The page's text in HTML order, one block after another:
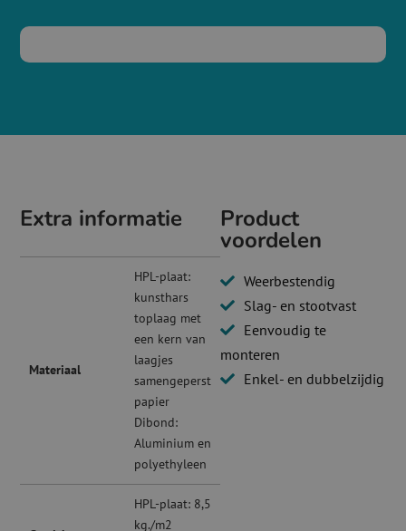
Product
voordelen
Weerbestendig
Slag- en stootvast
Eenvoudig te
monteren
Enkel- en dubbelzijdig
Extra informatie
Materiaal
HPL-plaat:
kunsthars
toplaag met
een kern van
laagjes
samengeperst
papier
Dibond:
Aluminium en
polyethyleen
HPL-plaat: 8,5
kg./m2